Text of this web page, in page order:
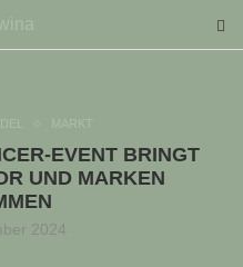
EVENT BRINGT
UND MARKEN
2024